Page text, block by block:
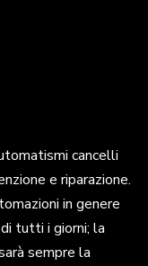
cancelli
e riparazione.
in genere
tutti i giorni; la
sempre la